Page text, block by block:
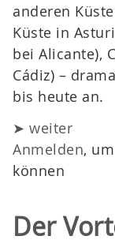
anderen
Küste in
bei Alicante),
Cádiz) –
bis heute an.
➤ weiter
Anmelden,
können
Der